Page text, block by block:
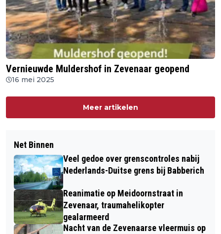
Vernieuwde Muldershof in Zevenaar geopend
16 mei 2025
Meer artikelen
Net Binnen
Veel gedoe over grenscontroles nabij
Nederlands-Duitse grens bij Babberich
Reanimatie op Meidoornstraat in
Zevenaar, traumahelikopter
gealarmeerd
Nacht van de Zevenaarse vleermuis op